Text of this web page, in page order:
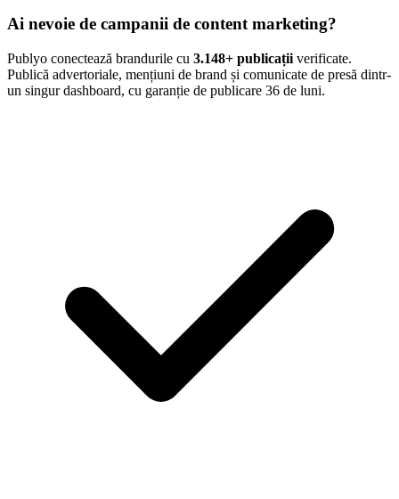
Ai nevoie de campanii de content marketing?
Publyo conectează brandurile cu 3.148+ publicații verificate.
Publică advertoriale, mențiuni de brand și comunicate de presă dintr-
un singur dashboard, cu garanție de publicare 36 de luni.